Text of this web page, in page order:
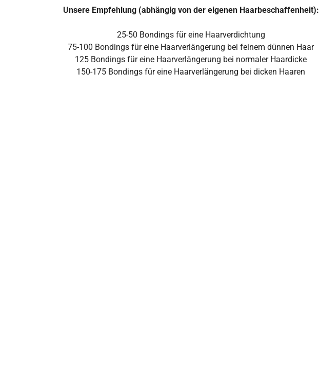
Unsere Empfehlung (abhängig von der eigenen Haarbeschaffenheit):
25-50 Bondings für eine Haarverdichtung
75-100 Bondings für eine Haarverlängerung bei feinem dünnen Haar
125 Bondings für eine Haarverlängerung bei normaler Haardicke
150-175 Bondings für eine Haarverlängerung bei dicken Haaren